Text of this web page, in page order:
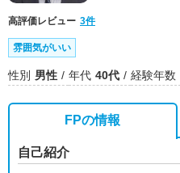
高評価レビュー 3件
雰囲気がいい
性別 男性 年代 40代 経験年数
FPの情報
自己紹介